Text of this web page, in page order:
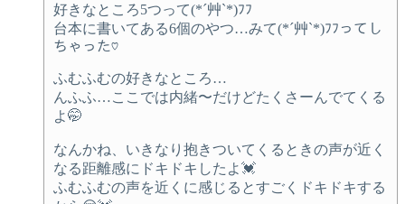
好きなところ5つって(*´艸`*)ﾌﾌ
台本に書いてある6個のやつ…みて(*´艸`*)ﾌﾌってし
ちゃった♡
ふむふむの好きなところ…
んふふ…ここでは内緒〜だけどたくさーんでてくる
よ🤭
なんかね、いきなり抱きついてくるときの声が近く
なる距離感にドキドキしたよ💓
ふむふむの声を近くに感じるとすごくドキドキする